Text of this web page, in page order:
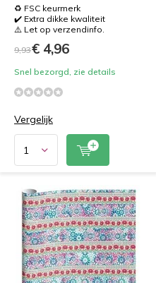
♻️ FSC keurmerk
✔️ Extra dikke kwaliteit
⚠️ Let op verzendinfo.
9,93€ 4,96
Snel bezorgd, zie details
Vergelijk